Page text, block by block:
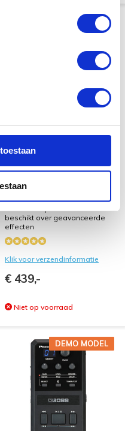
Boss GT-100 V2 Effecten
Processor - Multi-effect
pedaal
Het boss GT-100 multi effecten
pedaal heeft het allemaal!
Super gebruiksvriendelijk en
intuatief komt met Boss Tune
Studio compabiliteit en
beschikt over geavanceerde
effecten
Klik voor verzendinformatie
€ 439,-
Niet op voorraad
DEMO MODEL
DEMO MODEL